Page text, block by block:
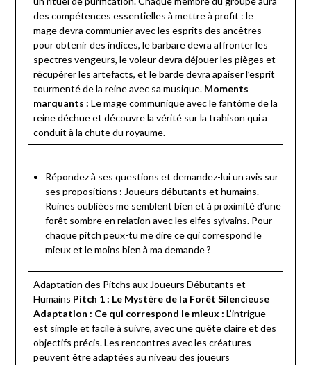
des compétences essentielles à mettre à profit : le
mage devra communier avec les esprits des ancêtres
pour obtenir des indices, le barbare devra affronter les
spectres vengeurs, le voleur devra déjouer les pièges et
récupérer les artefacts, et le barde devra apaiser l’esprit
tourmenté de la reine avec sa musique. Moments
marquants : Le mage communique avec le fantôme de la
reine déchue et découvre la vérité sur la trahison qui a
conduit à la chute du royaume.
Répondez à ses questions et demandez-lui un avis sur
ses propositions : Joueurs débutants et humains.
Ruines oubliées me semblent bien et à proximité d’une
forêt sombre en relation avec les elfes sylvains. Pour
chaque pitch peux-tu me dire ce qui correspond le
mieux et le moins bien à ma demande ?
Adaptation des Pitchs aux Joueurs Débutants et
Humains Pitch 1 : Le Mystère de la Forêt Silencieuse
Adaptation : Ce qui correspond le mieux : L’intrigue
est simple et facile à suivre, avec une quête claire et des
objectifs précis. Les rencontres avec les créatures
peuvent être adaptées au niveau des joueurs